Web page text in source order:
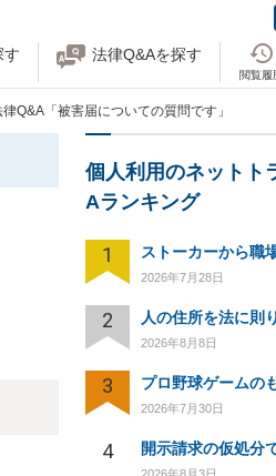
す 法律Q&Aを探す
閲覧履
律Q&A「被害届についての質問です」
個人利用のネットト
Aランキング
1 ストーカーから職
2026年7月28日
2
2026年8月8日
3
2026年7月30日
4
2026年8月3日